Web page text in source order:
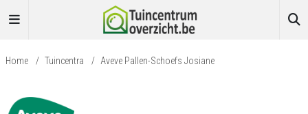
Home / Tuincentra / Aveve Pallen-Schoefs Josiane